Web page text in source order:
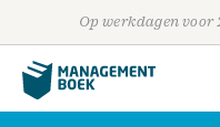
Op werkdagen voor